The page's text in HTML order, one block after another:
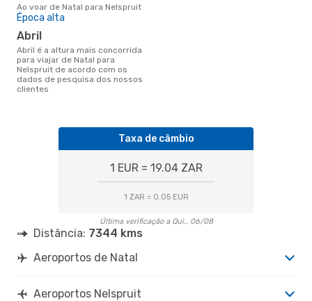
Ao voar de Natal para Nelspruit
Época alta
abril
abril é a altura mais concorrida
para viajar de Natal para
Nelspruit de acordo com os
dados de pesquisa dos nossos
clientes
Taxa de câmbio
1 EUR = 19.04 ZAR
1 ZAR = 0.05 EUR
Última verificação a Qui., 06/08
Distância: 7344 kms
Aeroportos de Natal
Aeroportos Nelspruit